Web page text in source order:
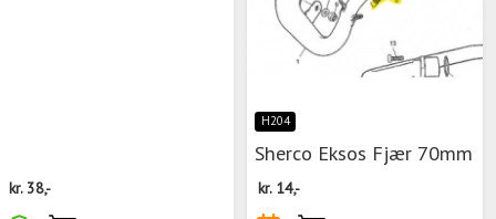
kr. 38,-
H204
Sherco Eksos Fjær 70mm
kr. 14,-